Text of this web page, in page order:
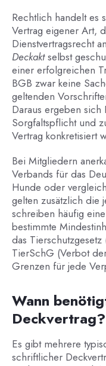
Rechtlich handelt es
Vertrag eigener Art,
Dienstvertragsrecht
Deckaktselbst
einer erfolgreichen
BGB zwar keine
geltenden
Daraus ergeben
Sorgfaltspflicht und
Vertrag konkretisiert
Bei Mitgliedern
Verbands für das
Hunde oder
gelten zusätzlich die
schreiben häufig
bestimmte
das
TierSchG (Verbot
Grenzen für jede
Wann
Deckvertrag?
Es gibt mehrere
schriftlicher